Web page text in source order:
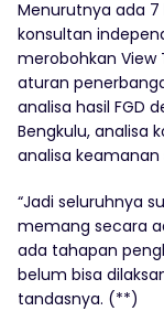
Menurutnya ada
konsultan
merobohkan View
aturan
analisa hasil FGD
Bengkulu, analisa
analisa
“Jadi seluruhnya
memang secara
ada tahapan
belum bisa
tandasnya. (**)